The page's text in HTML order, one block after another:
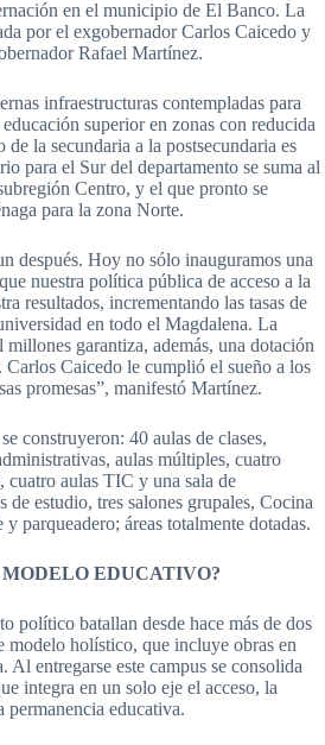
en el municipio de El Banco. La
por el exgobernador Carlos Caicedo y
Rafael Martínez.
infraestructuras contempladas para
superior en zonas con reducida
la secundaria a la postsecundaria es
para el Sur del departamento se suma al
Centro, y el que pronto se
para la zona Norte.
después. Hoy no sólo inauguramos una
nuestra política pública de acceso a la
resultados, incrementando las tasas de
en todo el Magdalena. La
garantiza, además, una dotación
Carlos Caicedo le cumplió el sueño a los
promesas”, manifestó Martínez.
construyeron: 40 aulas de clases,
aulas múltiples, cuatro
cuatro aulas TIC y una sala de
de estudio, tres salones grupales, Cocina
parqueadero; áreas totalmente dotadas.
EDUCATIVO?
político batallan desde hace más de dos
modelo holístico, que incluye obras en
Al entregarse este campus se consolida
integra en un solo eje el acceso, la
educativa.